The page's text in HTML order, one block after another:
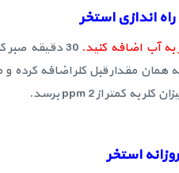
اندازی استخر
30 دقیقه
استخر